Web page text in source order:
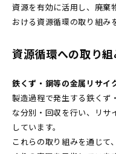
資源を有効に活用し、廃棄
おける資源循環の取り組み
資源循環への取り組
鉄くず・鋼等の金属リサイ
製造過程で発生する鉄くず
な分別・回収を行い、リサ
しています。
これらの取り組みを通じて